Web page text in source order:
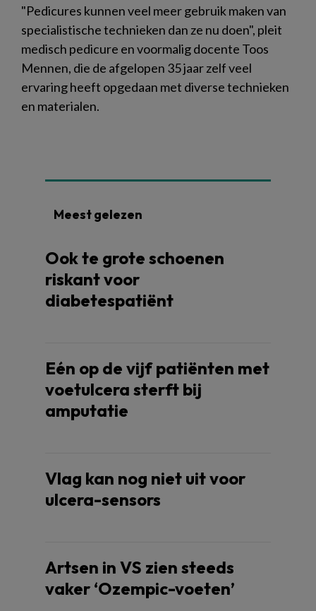
"Pedicures kunnen veel meer gebruik maken van
specialistische technieken dan ze nu doen", pleit
medisch pedicure en voormalig docente Toos
Mennen, die de afgelopen 35 jaar zelf veel
ervaring heeft opgedaan met diverse technieken
en materialen.
Meest gelezen
Ook te grote schoenen
riskant voor
diabetespatiënt
Eén op de vijf patiënten met
voetulcera sterft bij
amputatie
Vlag kan nog niet uit voor
ulcera-sensors
Artsen in VS zien steeds
vaker ‘Ozempic-voeten’